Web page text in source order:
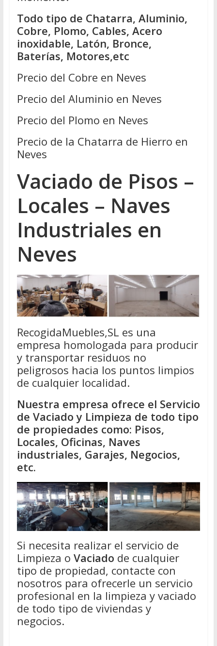
Todo tipo de Chatarra, Aluminio,
Cobre, Plomo, Cables, Acero
inoxidable, Latón, Bronce,
Baterías, Motores,etc
Precio del Cobre en Neves
Precio del Aluminio en Neves
Precio del Plomo en Neves
Precio de la Chatarra de Hierro en
Neves
Vaciado de Pisos –
Locales – Naves
Industriales en
Neves
RecogidaMuebles,SL es una
empresa homologada para producir
y transportar residuos no
peligrosos hacia los puntos limpios
de cualquier localidad.
Nuestra empresa ofrece el Servicio
de Vaciado y Limpieza de todo tipo
de propiedades como: Pisos,
Locales, Oficinas, Naves
industriales, Garajes, Negocios,
etc.
Si necesita realizar el servicio de
Limpieza o Vaciado de cualquier
tipo de propiedad, contacte con
nosotros para ofrecerle un servicio
profesional en la limpieza y vaciado
de todo tipo de viviendas y
negocios.